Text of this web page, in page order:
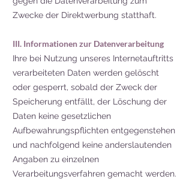
Zwecke der Direktwerbung statthaft.
III. Informationen zur Datenverarbeitung
Ihre bei Nutzung unseres Internetauftritts
verarbeiteten Daten werden gelöscht
oder gesperrt, sobald der Zweck der
Speicherung entfällt, der Löschung der
Daten keine gesetzlichen
Aufbewahrungspflichten entgegenstehen
und nachfolgend keine anderslautenden
Angaben zu einzelnen
Verarbeitungsverfahren gemacht werden.